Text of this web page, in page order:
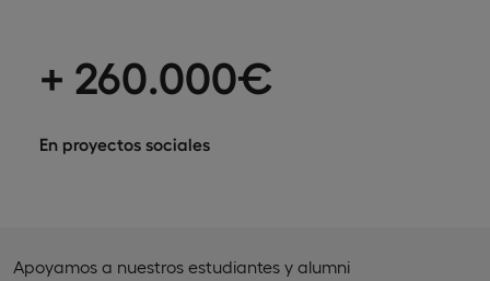
+ 260.000€
En proyectos sociales
Apoyamos a nuestros estudiantes y alumni